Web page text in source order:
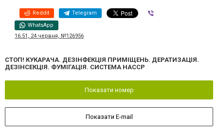
Reddit Telegram
WhatsApp
16:51, 24 червня, №126956
СТОП! КУКАРАЧА. ДЕЗІНФЕКЦІЯ ПРИМІЩЕНЬ. ДЕРАТИЗАЦІЯ.
ДЕЗІНСЕКЦІЯ. ФУМІГАЦІЯ. СИСТЕМА HACCP
Показати номер
Показати E-mail